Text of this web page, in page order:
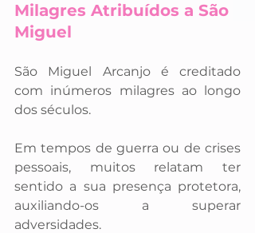
Milagres Atribuídos a São
Miguel
São Miguel Arcanjo é creditado
com inúmeros milagres ao longo
dos séculos.
Em tempos de guerra ou de crises
pessoais, muitos relatam ter
sentido a sua presença protetora,
auxiliando-os a superar
adversidades.